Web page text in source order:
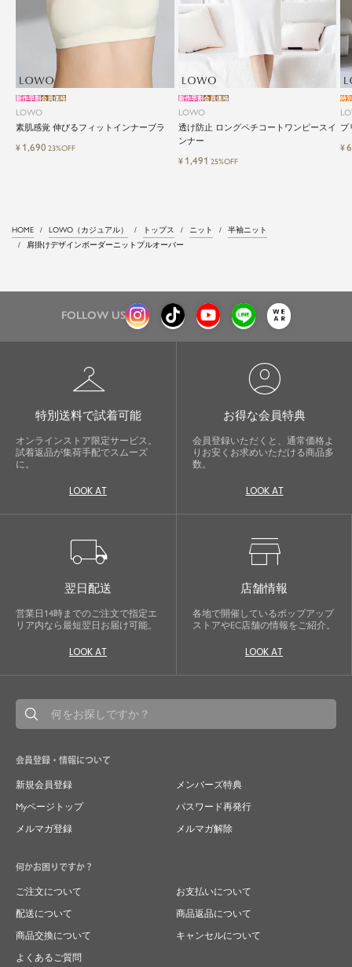
LOWO
素肌感覚 伸びるフィットインナーブラ
新作早割会員価格
¥ 1,690 23%OFF
LOWO
透け防止 ロングペチコートワンピースイ
ンナー
新作早割会員価格
¥ 1,491 25%OFF
プ
特
¥
HOME LOWO（カジュアル） トップス ニット
半袖ニット
肩掛けデザインボーダーニットプルオーバー
FOLLOW US
checkroom
特別送料で試着可能
オンラインストア限定サービス。
試着返品が集荷手配でスムーズ
に。
LOOK AT
account_circle
お得な会員特典
会員登録いただくと、通常価格よ
りお安くお求めいただける商品多
数。
LOOK AT
local_shipping
翌日配送
営業日14時までのご注文で指定エ
リア内なら最短翌日お届け可能。
LOOK AT
store
店舗情報
各地で開催しているポップアップ
ストアやEC店舗の情報をご紹介。
LOOK AT
会員登録・情報について
新規会員登録
メンバーズ特典
Myページトップ
パスワード再発行
メルマガ登録
メルマガ解除
何かお困りですか？
ご注文について
お支払いについて
配送について
商品返品について
商品交換について
キャンセルについて
よくあるご質問